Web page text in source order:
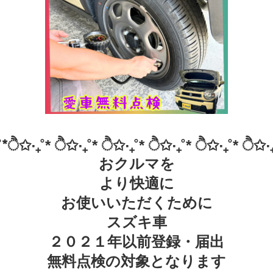
ੈ✩‧₊˚* ੈ✩‧₊˚* ੈ✩‧₊˚* ੈ✩‧₊˚*
おクルマを
より快適に
お使いいただくために
スズキ車
２０２１年以前登録・届出
無料点検の対象となります